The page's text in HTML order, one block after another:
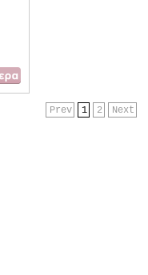
Next
2
1
Prev